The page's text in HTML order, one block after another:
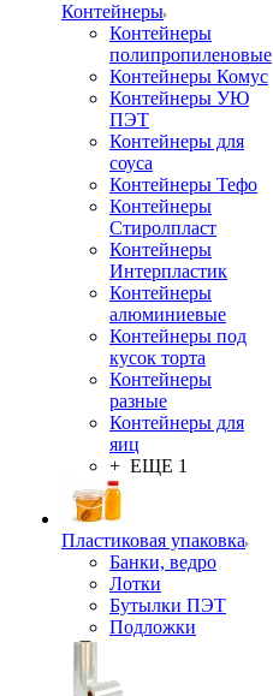
Контейнеры
Контейнеры
полипропиленовые
Контейнеры Комус
Контейнеры УЮ
ПЭТ
Контейнеры для
соуса
Контейнеры Тефо
Контейнеры
Стиролпласт
Контейнеры
Интерпластик
Контейнеры
алюминиевые
Контейнеры под
кусок торта
Контейнеры
разные
Контейнеры для
яиц
+ ЕЩЕ 1
Пластиковая упаковка
Банки, ведро
Лотки
Бутылки ПЭТ
Подложки